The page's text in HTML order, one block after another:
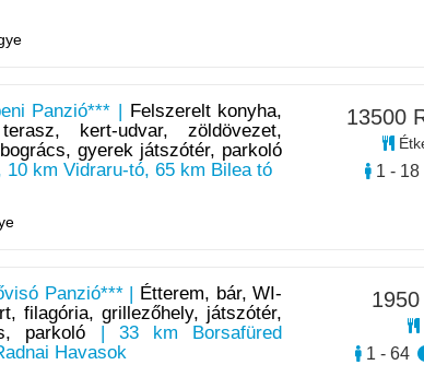
Panzió*** |
Felszerelt konyha,
kert-udvar, zöldövezet,
gyerek játszótér, parkoló
10 km Vidraru-tó, 65 km Bilea tó
13500
1 - 18
Panzió*** |
Étterem, bár, WI-
filagória, grillezőhely, játszótér,
parkoló | 33 km Borsafüred
Havasok
1 - 64